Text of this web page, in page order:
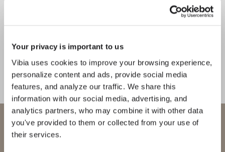
Your privacy is important to us
Vibia uses cookies to improve your browsing experience,
personalize content and ads, provide social media
features, and analyze our traffic. We share this
information with our social media, advertising, and
analytics partners, who may combine it with other data
you've provided to them or collected from your use of
their services.
Asia
PIE Y SOBREMESA
Alba
PIE Y SOBREMESA
Africa
PIE Y SOBREMESA
Lily
PIE Y SOBREMESA
Bienvenido a Vibia